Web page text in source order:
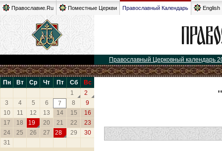
Православие.Ru Поместные Церкви Православный Календарь English
Православный Церковный календарь
Пн Вт Ср Чт Пт Сб
Вс
1
2
3
4 5 6 7 8
9
10
11 12 13 14 15
16
17
18 19 20 21 22
23
24
25 26 27 28 29
30
31